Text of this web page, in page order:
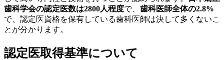
歯科学会の認定医数は2800人程度で、 歯科医師全体の2.8%
で、認定医資格を保有している歯科医師は決して多くないこ
とが分かります。
認定医取得基準について